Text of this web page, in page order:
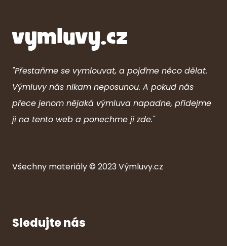
"Přestaňme se vymlouvat, a pojďme něco dělat.
Výmluvy nás nikam neposunou. A pokud nás
přece jenom nějaká výmluva napadne, přidejme
ji na tento web a ponechme ji zde."
Všechny materiály © 2023Výmluvy.cz
Sledujte nás